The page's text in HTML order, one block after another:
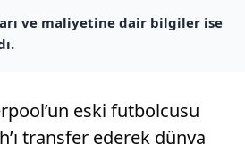
ve maliyetine dair bilgiler ise
eski futbolcusu
transfer ederek dünya